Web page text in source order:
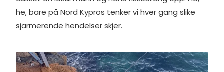
he, bare på Nord Kypros tenker vi hver gang slike
sjarmerende hendelser skjer.